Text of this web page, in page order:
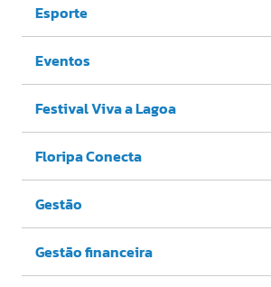
Esporte
Eventos
Festival Viva a Lagoa
Floripa Conecta
Gestão
Gestão financeira